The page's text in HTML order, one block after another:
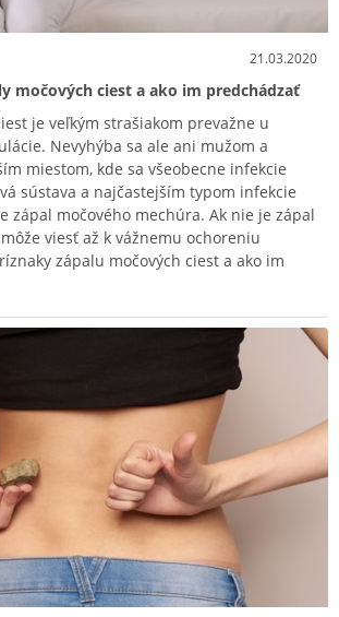
21.03.2020
močových ciest a ako im predchádzať
je veľkým strašiakom prevažne u
Nevyhýba sa ale ani mužom a
miestom, kde sa všeobecne infekcie
sústava a najčastejším typom infekcie
zápal močového mechúra. Ak nie je zápal
viesť až k vážnemu ochoreniu
zápalu močových ciest a ako im